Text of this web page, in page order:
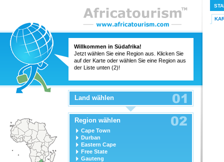
Willkommen in Südafrika!
Jetzt wählen Sie eine Region aus. Klicken Sie
auf der Karte oder wählen Sie eine Region aus
der Liste unten (2)!
Land wählen
Region wählen
Cape Town
Durban
Eastern Cape
Free State
Gauteng